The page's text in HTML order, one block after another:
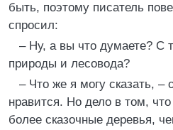
быть, поэтому писатель
спросил:
– Ну, а вы что думаете? С
природы и лесовода?
– Что же я могу сказать, –
нравится. Но дело в том,
более сказочные деревья,